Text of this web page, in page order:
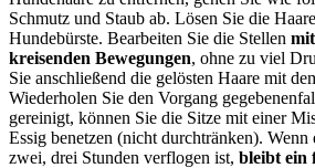
Schmutz und Staub ab. Lösen Sie die
Hundebürste. Bearbeiten Sie die Stellen
kreisenden Bewegungen, ohne zu viel
Sie anschließend die gelösten Haare mit
Wiederholen Sie den Vorgang
gereinigt, können Sie die Sitze mit einer
Essig benetzen (nicht durchtränken). Wenn
zwei, drei Stunden verflogen ist, bleibt ein